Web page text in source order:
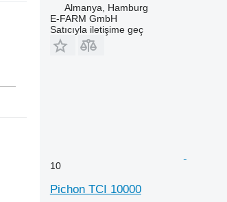
Almanya, Hamburg
E-FARM GmbH
Satıcıyla iletişime geç
10
Pichon TCI 10000